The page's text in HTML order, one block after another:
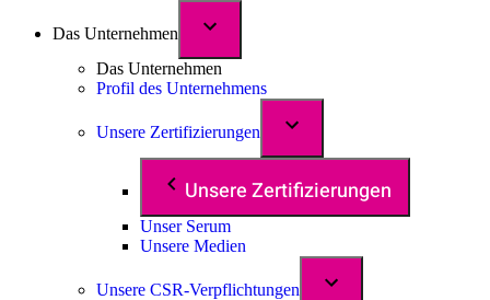
Das Unternehmen
Das Unternehmen
Profil des Unternehmens
Unsere Zertifizierungen
Unsere Zertifizierungen
Unser Serum
Unsere Medien
Unsere CSR-Verpflichtungen